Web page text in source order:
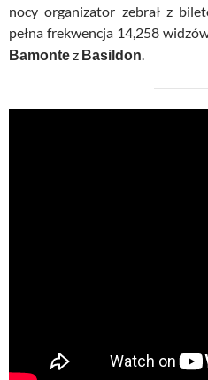
nocy organizator zebrał z
pełna frekwencja 14,258
Bamontez Basildon